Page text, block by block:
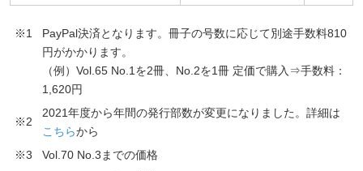
※1
PayPal決済となります。冊子の号数に応じて別途手数料810
円がかかります。
（例）Vol.65 No.1を2冊、No.2を1冊 定価で購入⇒手数料：
1,620円
※2
2021年度から年間の発行部数が変更になりました。詳細は
こちらから
※3
Vol.70 No.3までの価格